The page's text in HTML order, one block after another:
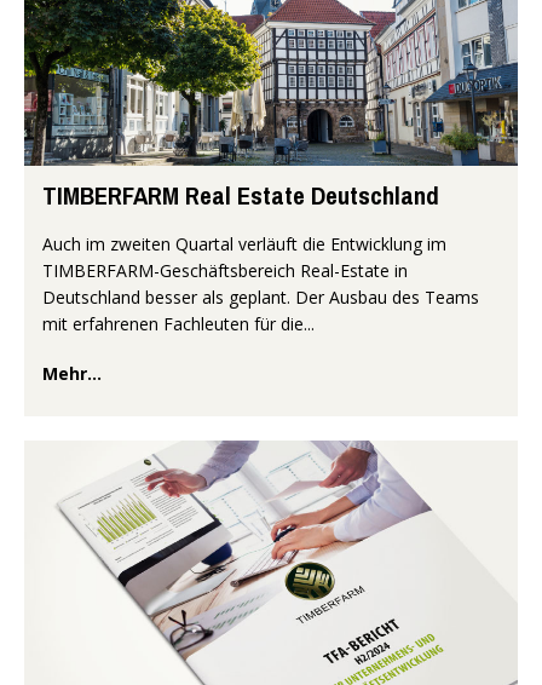
TIMBERFARM Real Estate Deutschland
Auch im zweiten Quartal verläuft die Entwicklung im
TIMBERFARM-Geschäftsbereich Real-Estate in
Deutschland besser als geplant. Der Ausbau des Teams
mit erfahrenen Fachleuten für die...
Mehr...